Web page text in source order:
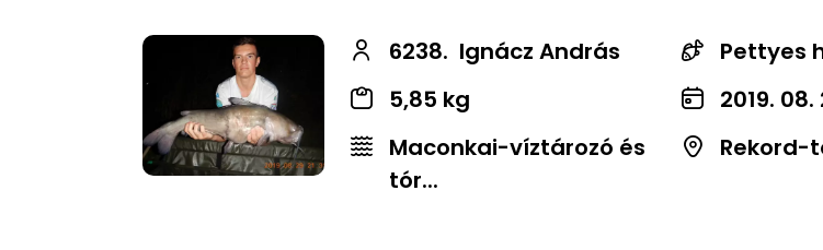
6238. Ignácz András
Pettyes
5,85 kg
2019. 08.
Maconkai-víztározó és
tór...
Rekord-